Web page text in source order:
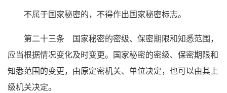
不属于国家秘密的，不得作出国家秘密标志。
第二十三条 国家秘密的密级、保密期限和知悉范围，
应当根据情况变化及时变更。国家秘密的密级、保密期限和
知悉范围的变更，由原定密机关、单位决定，也可以由其上
级机关决定。